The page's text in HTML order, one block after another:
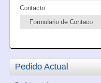
Contacto
Formulario de Contaco
Pedido Actual